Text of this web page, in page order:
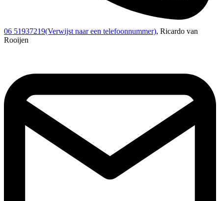
06 51937219(Verwijst naar een telefoonnummer), Ricardo van
Rooijen